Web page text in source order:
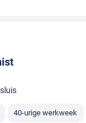
40-urige werkweek